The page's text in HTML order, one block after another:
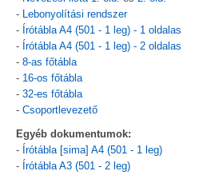
- Lebonyolítási rendszer
- Írótábla A4 (501 - 1 leg) - 1 oldalas
- Írótábla A4 (501 - 1 leg) - 2 oldalas
- 8-as főtábla
- 16-os főtábla
- 32-es főtábla
- Csoportlevezető
Egyéb dokumentumok:
- Írótábla [sima] A4 (501 - 1 leg)
- Írótábla A3 (501 - 2 leg)